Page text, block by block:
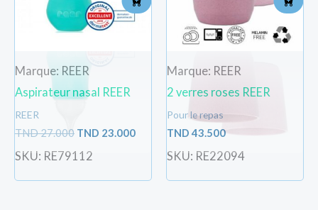
Marque: REER
Aspirateur nasal REER
REER
TND27.000 TND 23.000
SKU: RE79112
Marque: REER
2 verres roses REER
Pour le repas
TND 43.500
SKU: RE22094